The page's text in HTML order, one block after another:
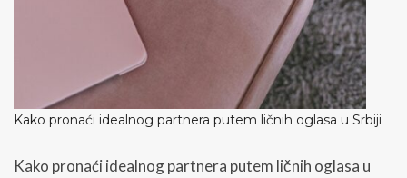
Kako pronaći idealnog partnera putem ličnih oglasa u Srbiji
Kako pronaći idealnog partnera putem ličnih oglasa u